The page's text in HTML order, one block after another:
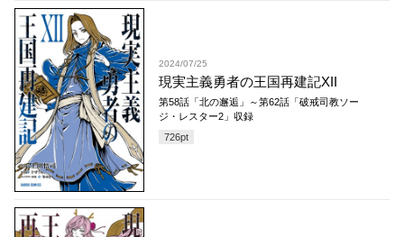
2024/07/25
現実主義勇者の王国再建記XII
第58話「北の邂逅」～第62話「破戒司教ソー
ジ・レスター2」収録
726pt